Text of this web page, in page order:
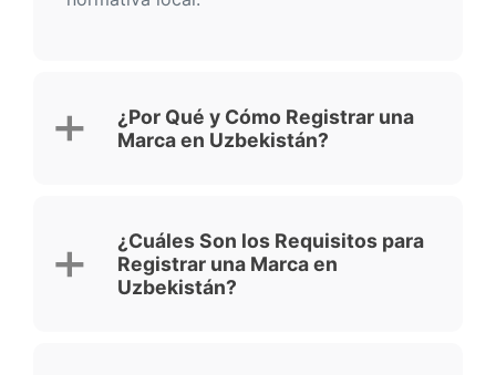
¿Por Qué y Cómo Registrar una
Marca en Uzbekistán?
¿Cuáles Son los Requisitos para
Registrar una Marca en
Uzbekistán?